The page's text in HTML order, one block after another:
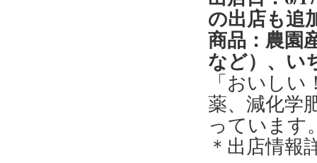
の出店も追
商品：農園
など）、い
「おいし
薬、減化学
っています
＊出店情報